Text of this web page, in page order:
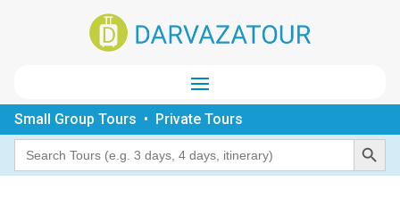
Small Group Tours • Private Tours
Search
for:
Search Button